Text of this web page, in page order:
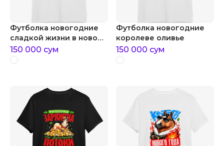
Футболка новогодние
сладкой жизни в новом
году
150 000 сум
Футболка новогодние
королеве оливье
150 000 сум